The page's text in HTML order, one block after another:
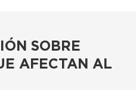
SOBRE
AFECTAN AL